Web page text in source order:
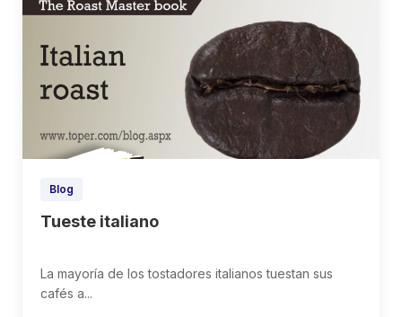
Blog
Tueste italiano
La mayoría de los tostadores italianos tuestan sus
cafés a...